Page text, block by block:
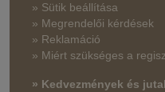
» Sütik beállítása
» Megrendelői kérdések
» Reklamáció
» Miért szükséges a
» Kedvezmények és